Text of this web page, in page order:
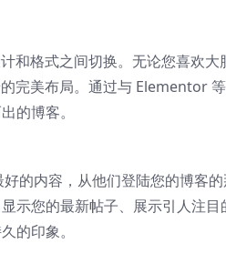
和格式之间切换。无论您喜欢大
完美布局。通过与 Elementor
的博客。
的内容，从他们登陆您的博客的
示您的最新帖子、展示引人注目
的印象。